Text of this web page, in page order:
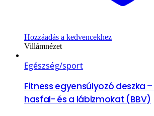
Hozzáadás a kedvencekhez
Villámnézet
Egészség/sport
Fitness egyensúlyozó deszka
hasfal- és a lábizmokat (BBV)